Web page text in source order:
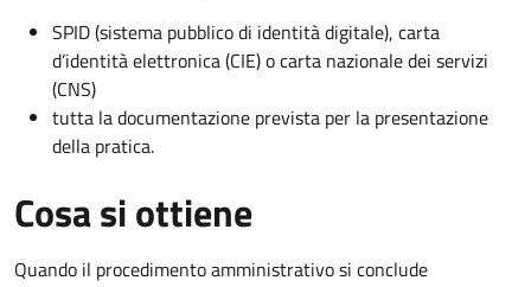
SPID (sistema pubblico di identità digitale), carta
d’identità elettronica (CIE) o carta nazionale dei servizi
(CNS)
tutta la documentazione prevista per la presentazione
della pratica.
Cosa si ottiene
Quando il procedimento amministrativo si conclude